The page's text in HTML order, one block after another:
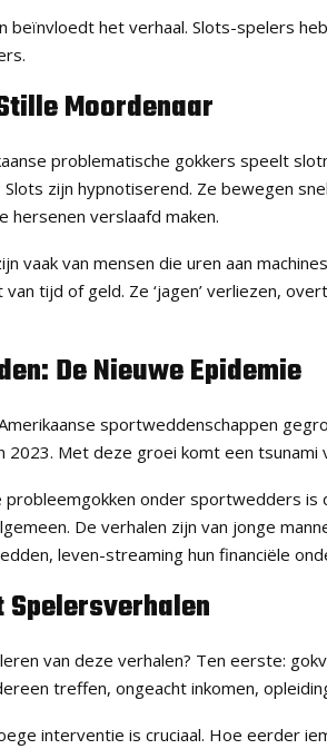
beïnvloedt het verhaal. Slots-spelers
Moordenaar
problematische gokkers speelt
Slots zijn hypnotiserend. Ze bewegen
hersenen verslaafd maken.
vaak van mensen die uren aan
van tijd of geld. Ze ‘jagen’ verliezen,
De Nieuwe Epidemie
sportweddenschappen
2023. Met deze groei komt een tsunami
onder sportwedders is
De verhalen zijn van jonge
leven-streaming hun financiële
Spelersverhalen
van deze verhalen? Ten eerste:
treffen, ongeacht inkomen,
interventie is cruciaal. Hoe eerder